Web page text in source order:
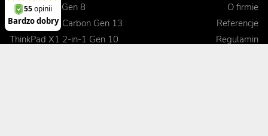
ThinkPad P1 Gen 8
ThinkPad X1 Carbon Gen 13
ThinkPad X1 2-in-1 Gen 10
O firmie
Referencje
Regulamin